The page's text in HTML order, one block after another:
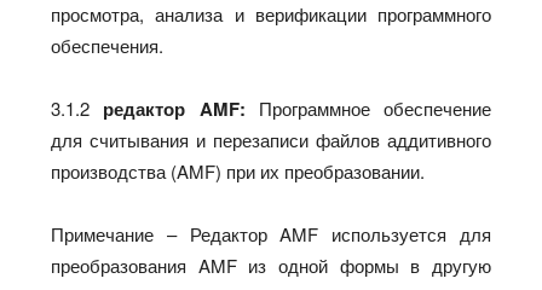
просмотра, анализа и верификации программного
обеспечения.
3.1.2 редактор AMF:
Программное обеспечение
для считывания и перезаписи файлов аддитивного
производства (AMF) при их преобразовании.
Примечание – Редактор AMF используется для
преобразования AMF из одной формы в другую